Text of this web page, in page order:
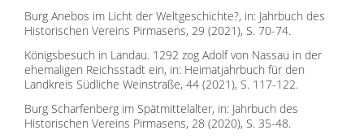
Burg Anebos im Licht der Weltgeschichte?, in: Jahrbuch des
Historischen Vereins Pirmasens, 29 (2021), S. 70-74.
Königsbesuch in Landau. 1292 zog Adolf von Nassau in der
ehemaligen Reichsstadt ein, in: Heimatjahrbuch für den
Landkreis Südliche Weinstraße, 44 (2021), S. 117-122.
Burg Scharfenberg im Spätmittelalter, in: Jahrbuch des
Historischen Vereins Pirmasens, 28 (2020), S. 35-48.